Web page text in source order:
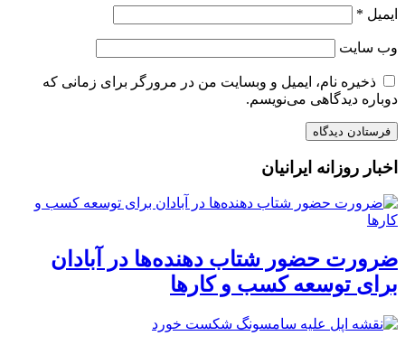
ایمیل *
وب‌ سایت
ذخیره نام، ایمیل و وبسایت من در مرورگر برای زمانی که
دوباره دیدگاهی می‌نویسم.
اخبار روزانه ایرانیان
ضرورت حضور شتاب ‌دهنده‌ها در آبادان
برای توسعه کسب‌ و کارها